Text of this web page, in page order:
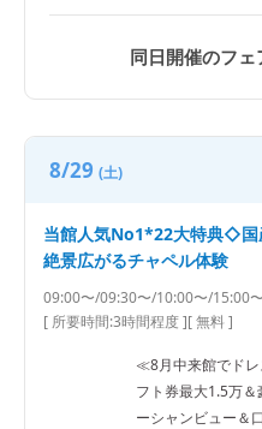
同日開催のフ
8/29 (土)
当館人気No1*22大特典◇国
絶景広がるチャペル体験
09:00〜/09:30〜/10:00〜/15:00
[ 所要時間:3時間程度][ 無料 ]
≪8月中来館でド
フト券最大1.5万
ーシャンビュー＆